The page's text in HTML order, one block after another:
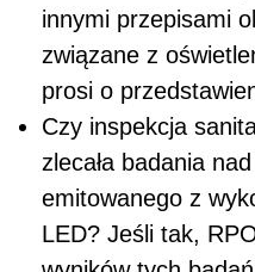
innymi przepisami
związane z
prosi o
Czy inspekcja
zlecała badania
emitowanego z
LED? Jeśli tak,